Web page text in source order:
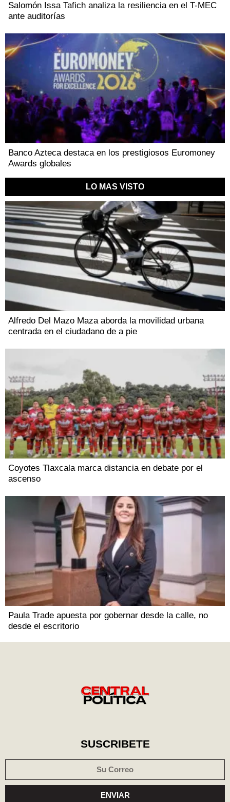
Salomón Issa Tafich analiza la resiliencia en el T-MEC
ante auditorías
Banco Azteca destaca en los prestigiosos Euromoney
Awards globales
LO MAS VISTO
Alfredo Del Mazo Maza aborda la movilidad urbana
centrada en el ciudadano de a pie
Coyotes Tlaxcala marca distancia en debate por el
ascenso
Paula Trade apuesta por gobernar desde la calle, no
desde el escritorio
SUSCRIBETE
ENVIAR